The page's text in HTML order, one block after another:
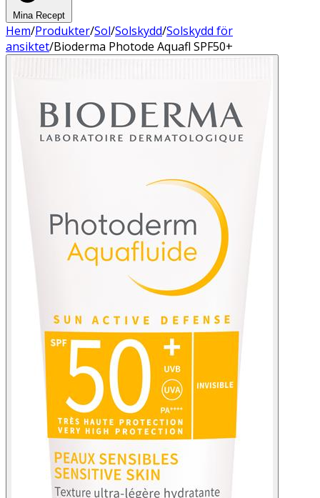
Mina Recept
Hem/Produkter/Sol/Solskydd/Solskydd för
ansiktet/Bioderma Photode Aquafl SPF50+